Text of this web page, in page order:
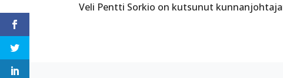
Veli Pentti Sorkio on kutsunut